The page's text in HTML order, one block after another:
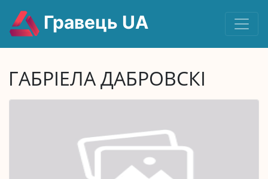
Гравець UA
ГАБРІЕЛА ДАБРОВСКІ